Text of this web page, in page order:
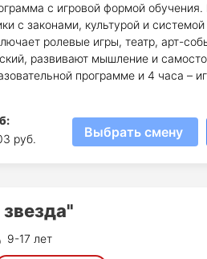
с игровой формой
с законами, культурой и
ролевые игры, театр, арт-
развивают мышление и
программе и 4 часа –
:
руб.
Выбрать смену
9-17 лет